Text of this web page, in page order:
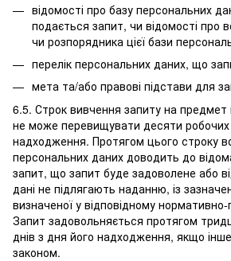
відомості про базу персональних
подається запит, чи відомості про
чи розпорядника цієї бази
перелік персональних даних, що
мета та/або правові підстави для
6.5. Строк вивчення запиту на предмет
не може перевищувати десяти робочих
надходження. Протягом цього строку
персональних даних доводить до
запит, що запит буде задоволене або
дані не підлягають наданню, із
визначеної у відповідному
Запит задовольняється протягом
днів з дня його надходження, якщо
законом.